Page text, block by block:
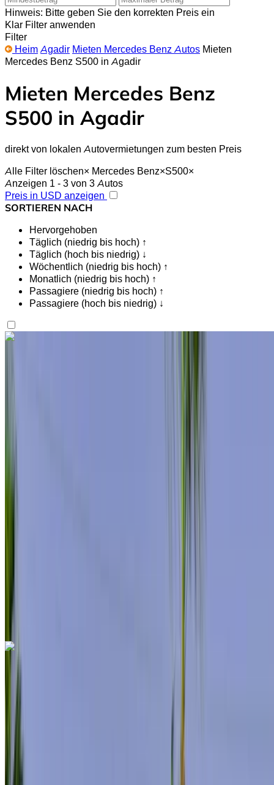
Hinweis: Bitte geben Sie den korrekten Preis ein
Klar Filter anwenden
Filter
Heim Agadir Mieten Mercedes Benz Autos Mieten
Mercedes Benz S500 in Agadir
Mieten Mercedes Benz
S500 in Agadir
direkt von lokalen Autovermietungen zum besten Preis
Alle Filter löschen× Mercedes Benz×S500×
Anzeigen 1 - 3 von 3 Autos
Preis in USD anzeigen
SORTIEREN NACH
Hervorgehoben
Täglich (niedrig bis hoch) ↑
Täglich (hoch bis niedrig) ↓
Wöchentlich (niedrig bis hoch) ↑
Monatlich (niedrig bis hoch) ↑
Passagiere (niedrig bis hoch) ↑
Passagiere (hoch bis niedrig) ↓
Gefällt dir, was du siehst?
Flughafen Agadir, Agadir
Mercedes Benz S500 2024
Internationaler Flughafen Agadir, Agadir
MAD 12,000